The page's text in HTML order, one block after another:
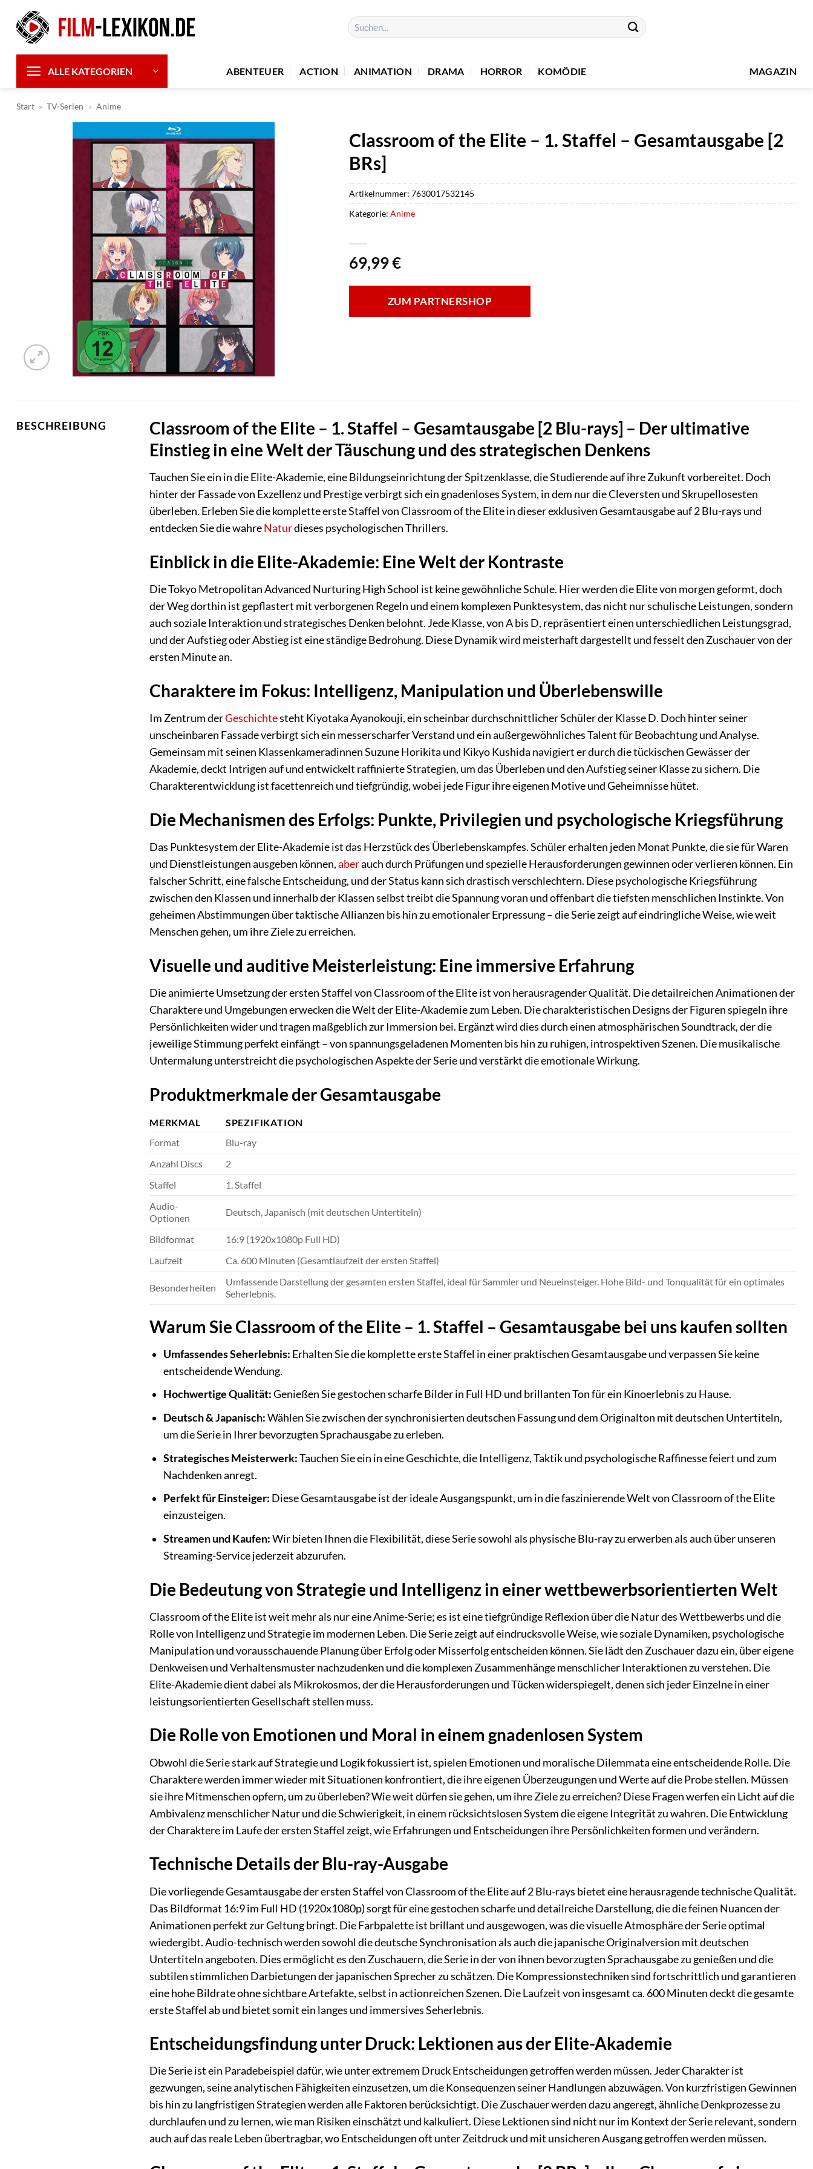
Inhalt
springen
Suchen
nach:
ALLE KATEGORIEN ABENTEUER ACTION ANIMATION DRAMA HORROR KOMÖDIE MAGAZIN
Start » TV-Serien » Anime
Classroom of the Elite – 1. Staffel – Gesamtausgabe [2
BRs]
69,99€
ZUM PARTNERSHOP
Artikelnummer: 7630017532145
Kategorie: Anime
BESCHREIBUNG
Classroom of the Elite – 1. Staffel – Gesamtausgabe [2 Blu-rays] – Der ultimative
Einstieg in eine Welt der Täuschung und des strategischen Denkens
Tauchen Sie ein in die Elite-Akademie, eine Bildungseinrichtung der Spitzenklasse, die Studierende auf ihre Zukunft vorbereitet. Doch
hinter der Fassade von Exzellenz und Prestige verbirgt sich ein gnadenloses System, in dem nur die Cleversten und Skrupellosesten
überleben. Erleben Sie die komplette erste Staffel von Classroom of the Elite in dieser exklusiven Gesamtausgabe auf 2 Blu-rays und
entdecken Sie die wahreNaturdieses psychologischen Thrillers.
Einblick in die Elite-Akademie: Eine Welt der Kontraste
Die Tokyo Metropolitan Advanced Nurturing High School ist keine gewöhnliche Schule. Hier werden die Elite von morgen geformt, doch
der Weg dorthin ist gepflastert mit verborgenen Regeln und einem komplexen Punktesystem, das nicht nur schulische Leistungen, sondern
auch soziale Interaktion und strategisches Denken belohnt. Jede Klasse, von A bis D, repräsentiert einen unterschiedlichen Leistungsgrad,
und der Aufstieg oder Abstieg ist eine ständige Bedrohung. Diese Dynamik wird meisterhaft dargestellt und fesselt den Zuschauer von der
ersten Minute an.
Charaktere im Fokus: Intelligenz, Manipulation und Überlebenswille
Im Zentrum derGeschichtesteht Kiyotaka Ayanokouji, ein scheinbar durchschnittlicher Schüler der Klasse D. Doch hinter seiner
unscheinbaren Fassade verbirgt sich ein messerscharfer Verstand und ein außergewöhnliches Talent für Beobachtung und Analyse.
Gemeinsam mit seinen Klassenkameradinnen Suzune Horikita und Kikyo Kushida navigiert er durch die tückischen Gewässer der
Akademie, deckt Intrigen auf und entwickelt raffinierte Strategien, um das Überleben und den Aufstieg seiner Klasse zu sichern. Die
Charakterentwicklung ist facettenreich und tiefgründig, wobei jede Figur ihre eigenen Motive und Geheimnisse hütet.
Die Mechanismen des Erfolgs: Punkte, Privilegien und psychologische Kriegsführung
Das Punktesystem der Elite-Akademie ist das Herzstück des Überlebenskampfes. Schüler erhalten jeden Monat Punkte, die sie für Waren
und Dienstleistungen ausgeben können,aberauch durch Prüfungen und spezielle Herausforderungen gewinnen oder verlieren können. Ein
falscher Schritt, eine falsche Entscheidung, und der Status kann sich drastisch verschlechtern. Diese psychologische Kriegsführung
zwischen den Klassen und innerhalb der Klassen selbst treibt die Spannung voran und offenbart die tiefsten menschlichen Instinkte. Von
geheimen Abstimmungen über taktische Allianzen bis hin zu emotionaler Erpressung – die Serie zeigt auf eindringliche Weise, wie weit
Menschen gehen, um ihre Ziele zu erreichen.
Visuelle und auditive Meisterleistung: Eine immersive Erfahrung
Die animierte Umsetzung der ersten Staffel von Classroom of the Elite ist von herausragender Qualität. Die detailreichen Animationen der
Charaktere und Umgebungen erwecken die Welt der Elite-Akademie zum Leben. Die charakteristischen Designs der Figuren spiegeln ihre
Persönlichkeiten wider und tragen maßgeblich zur Immersion bei. Ergänzt wird dies durch einen atmosphärischen Soundtrack, der die
jeweilige Stimmung perfekt einfängt – von spannungsgeladenen Momenten bis hin zu ruhigen, introspektiven Szenen. Die musikalische
Untermalung unterstreicht die psychologischen Aspekte der Serie und verstärkt die emotionale Wirkung.
Produktmerkmale der Gesamtausgabe
MERKMAL
SPEZIFIKATION
Format
Blu-ray
Anzahl Discs
2
Staffel
1. Staffel
Audio-
Optionen
Deutsch, Japanisch (mit deutschen Untertiteln)
Bildformat
16:9 (1920x1080p Full HD)
Laufzeit
Ca. 600 Minuten (Gesamtlaufzeit der ersten Staffel)
Besonderheiten
Umfassende Darstellung der gesamten ersten Staffel, ideal für Sammler und Neueinsteiger. Hohe Bild- und Tonqualität für ein optimales
Seherlebnis.
Warum Sie Classroom of the Elite – 1. Staffel – Gesamtausgabe bei uns kaufen sollten
Umfassendes Seherlebnis: Erhalten Sie die komplette erste Staffel in einer praktischen Gesamtausgabe und verpassen Sie keine
entscheidende Wendung.
Hochwertige Qualität:Genießen Sie gestochen scharfe Bilder in Full HD und brillanten Ton für ein Kinoerlebnis zu Hause.
Deutsch & Japanisch:Wählen Sie zwischen der synchronisierten deutschen Fassung und dem Originalton mit deutschen Untertiteln,
um die Serie in Ihrer bevorzugten Sprachausgabe zu erleben.
Strategisches Meisterwerk:Tauchen Sie ein in eine Geschichte, die Intelligenz, Taktik und psychologische Raffinesse feiert und zum
Nachdenken anregt.
Perfekt für Einsteiger: Diese Gesamtausgabe ist der ideale Ausgangspunkt, um in die faszinierende Welt von Classroom of the Elite
einzusteigen.
Streamen und Kaufen:Wir bieten Ihnen die Flexibilität, diese Serie sowohl als physische Blu-ray zu erwerben als auch über unseren
Streaming-Service jederzeit abzurufen.
Die Bedeutung von Strategie und Intelligenz in einer wettbewerbsorientierten Welt
Classroom of the Elite ist weit mehr als nur eine Anime-Serie; es ist eine tiefgründige Reflexion über die Natur des Wettbewerbs und die
Rolle von Intelligenz und Strategie im modernen Leben. Die Serie zeigt auf eindrucksvolle Weise, wie soziale Dynamiken, psychologische
Manipulation und vorausschauende Planung über Erfolg oder Misserfolg entscheiden können. Sie lädt den Zuschauer dazu ein, über eigene
Denkweisen und Verhaltensmuster nachzudenken und die komplexen Zusammenhänge menschlicher Interaktionen zu verstehen. Die
Elite-Akademie dient dabei als Mikrokosmos, der die Herausforderungen und Tücken widerspiegelt, denen sich jeder Einzelne in einer
leistungsorientierten Gesellschaft stellen muss.
Die Rolle von Emotionen und Moral in einem gnadenlosen System
Obwohl die Serie stark auf Strategie und Logik fokussiert ist, spielen Emotionen und moralische Dilemmata eine entscheidende Rolle. Die
Charaktere werden immer wieder mit Situationen konfrontiert, die ihre eigenen Überzeugungen und Werte auf die Probe stellen. Müssen
sie ihre Mitmenschen opfern, um zu überleben? Wie weit dürfen sie gehen, um ihre Ziele zu erreichen? Diese Fragen werfen ein Licht auf die
Ambivalenz menschlicher Natur und die Schwierigkeit, in einem rücksichtslosen System die eigene Integrität zu wahren. Die Entwicklung
der Charaktere im Laufe der ersten Staffel zeigt, wie Erfahrungen und Entscheidungen ihre Persönlichkeiten formen und verändern.
Technische Details der Blu-ray-Ausgabe
Die vorliegende Gesamtausgabe der ersten Staffel von Classroom of the Elite auf 2 Blu-rays bietet eine herausragende technische Qualität.
Das Bildformat 16:9 im Full HD (1920x1080p) sorgt für eine gestochen scharfe und detailreiche Darstellung, die die feinen Nuancen der
Animationen perfekt zur Geltung bringt. Die Farbpalette ist brillant und ausgewogen, was die visuelle Atmosphäre der Serie optimal
wiedergibt. Audio-technisch werden sowohl die deutsche Synchronisation als auch die japanische Originalversion mit deutschen
Untertiteln angeboten. Dies ermöglicht es den Zuschauern, die Serie in der von ihnen bevorzugten Sprachausgabe zu genießen und die
subtilen stimmlichen Darbietungen der japanischen Sprecher zu schätzen. Die Kompressionstechniken sind fortschrittlich und garantieren
eine hohe Bildrate ohne sichtbare Artefakte, selbst in actionreichen Szenen. Die Laufzeit von insgesamt ca. 600 Minuten deckt die gesamte
erste Staffel ab und bietet somit ein langes und immersives Seherlebnis.
Entscheidungsfindung unter Druck: Lektionen aus der Elite-Akademie
Die Serie ist ein Paradebeispiel dafür, wie unter extremem Druck Entscheidungen getroffen werden müssen. Jeder Charakter ist
gezwungen, seine analytischen Fähigkeiten einzusetzen, um die Konsequenzen seiner Handlungen abzuwägen. Von kurzfristigen Gewinnen
bis hin zu langfristigen Strategien werden alle Faktoren berücksichtigt. Die Zuschauer werden dazu angeregt, ähnliche Denkprozesse zu
durchlaufen und zu lernen, wie man Risiken einschätzt und kalkuliert. Diese Lektionen sind nicht nur im Kontext der Serie relevant, sondern
auch auf das reale Leben übertragbar, wo Entscheidungen oft unter Zeitdruck und mit unsicheren Ausgang getroffen werden müssen.